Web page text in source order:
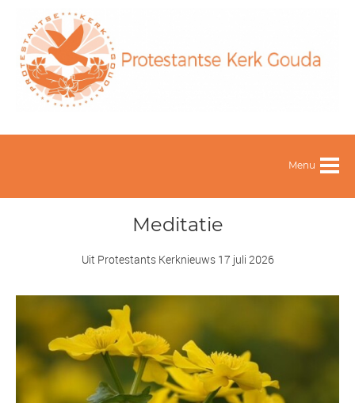
Menu
Meditatie
Uit Protestants Kerknieuws 17 juli 2026